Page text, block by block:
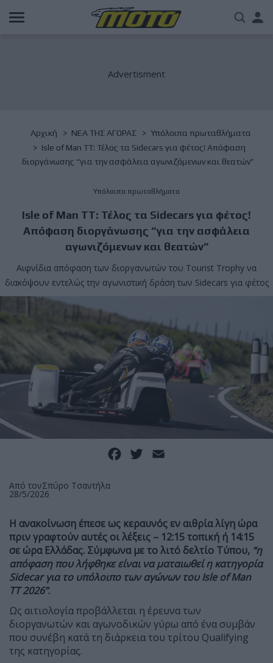
Παράκαμψη
προς
Breadcrumb
Αρχική NΕΑ ΤΗΣ ΑΓΟΡΑΣ
Υπόλοιπα πρωταθλήματα
Isle of Man TT: Τέλος τα Sidecars για φέτος! Απόφαση
διοργάνωσης “για την ασφάλεια αγωνιζόμενων και θεατών”
Υπόλοιπα πρωταθλήματα
Isle of Man TT: Τέλος τα Sidecars για φέτος!
Απόφαση διοργάνωσης “για την ασφάλεια
αγωνιζόμενων και θεατών”
Αιφνίδια απόφαση των διοργανωτών του Tourist Trophy να
διακόψουν εντελώς την αγωνιστική δράση των Sidecars για φέτος
Facebook
Twitter
Από τονΣπύρο Τσαντήλα
28/5/2026
Η ανακοίνωση έπεσε ως κεραυνός εν αιθρία λίγη ώρα
πριν γραφτούν αυτές οι λέξεις – 12:15 τοπική ή 14:15
σε ώρα Ελλάδας. Σύμφωνα με το λιτό δελτίο Τύπου, “η
απόφαση που λήφθηκε είναι να ματαιωθεί η κατηγορία
Sidecar για το υπόλοιπο των αγώνων του Isle of Man
TT 2026”.
Ως αιτιολογία προβάλλεται η έρευνα των
διοργανωτών και αγωνοδικών γύρω από ένα συμβάν
που συνέβη κατά τη διάρκεια του τρίτου Qualifying
της κατηγορίας.